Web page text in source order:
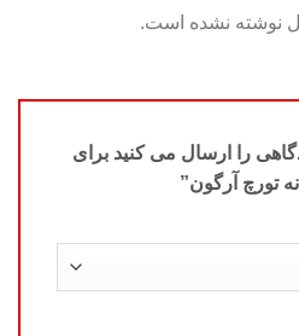
نوشته نشده است.
را ارسال می کنید برای
تورچ آرگون”